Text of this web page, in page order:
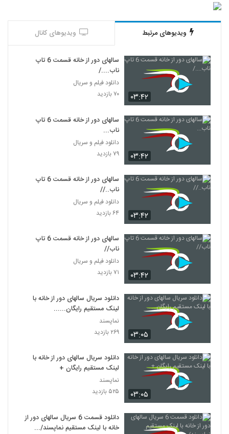
ویدیوهای مرتبط ویدیوهای کانال
۰۳:۴۲
سالهای دور از خانه قسمت 6 تاپ
ناب..../
دانلود فیلم و سریال
۷۰ بازدید
۰۳:۴۲
سالهای دور از خانه قسمت 6 تاپ
ناب...
دانلود فیلم و سریال
۷۹ بازدید
۰۳:۴۲
سالهای دور از خانه قسمت 6 تاپ
ناب..//
دانلود فیلم و سریال
۶۴ بازدید
۰۳:۴۲
سالهای دور از خانه قسمت 6 تاپ
ناب//
دانلود فیلم و سریال
۷۱ بازدید
۰۳:۰۵
دانلود سریال سالهای دور از خانه با
لینک مستقیم رایگان......
نماپسند
۲۶۹ بازدید
۰۳:۰۵
دانلود سریال سالهای دور از خانه با
لینک مستقیم رایگان +
نماپسند
۵۲۵ بازدید
دانلود قسمت 6 سریال سالهای دور از
خانه با لینک مستقیم نماپسند/...